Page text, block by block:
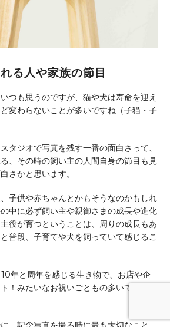
る人や家族の節目
つも思うのですが、猫や犬は寿命を迎え
変わらないことが多いですね（子猫・子
タジオで写真を残す一番の面白さって、
、その時の飼い主の人間自身の節目も見
さかと思います。
子供や赤ちゃんとかもそうなのかもしれ
中に必ず飼い主や親御さまの成長や進化
役が育つということは、周りの成長もあ
普段、子育てや犬を飼っていて感じるこ
年と周年を感じる生き物で、お店や企
！みたいなお祝いごともの多いですよ